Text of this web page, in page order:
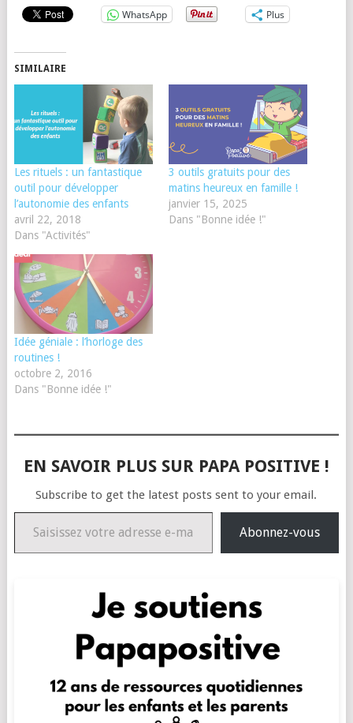
WhatsApp Plus
SIMILAIRE
Les rituels : un fantastique
outil pour développer
l’autonomie des enfants
avril 22, 2018
Dans "Activités"
3 outils gratuits pour des
matins heureux en famille !
janvier 15, 2025
Dans "Bonne idée !"
Idée géniale : l’horloge des
routines !
octobre 2, 2016
Dans "Bonne idée !"
EN SAVOIR PLUS SUR PAPA POSITIVE !
Subscribe to get the latest posts sent to your email.
Saisissez votre adresse e-mail…
Abonnez-vous